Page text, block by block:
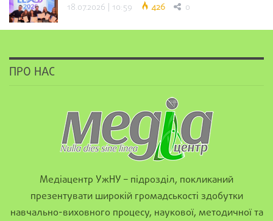
18.07.2026 | 10:59 426 0
ПРО НАС
Медіацентр УжНУ – підрозділ, покликаний
презентувати широкій громадськості здобутки
навчально-виховного процесу, наукової, методичної та